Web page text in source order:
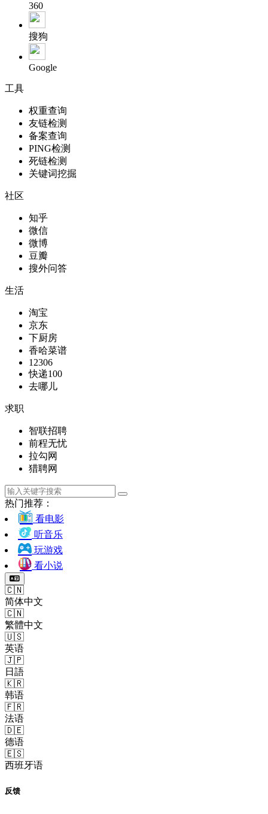
360
搜狗
Google
工具
权重查询
友链检测
备案查询
PING检测
死链检测
关键词挖掘
社区
知乎
微信
微博
豆瓣
搜外问答
生活
淘宝
京东
下厨房
香哈菜谱
12306
快递100
去哪儿
求职
智联招聘
前程无忧
拉勾网
猎聘网
热门推荐：
看电影
听音乐
玩游戏
看小说
🇨🇳
简体中文
🇨🇳
繁體中文
🇺🇸
英语
🇯🇵
日語
🇰🇷
韩语
🇫🇷
法语
🇩🇪
德语
🇪🇸
西班牙语
反馈